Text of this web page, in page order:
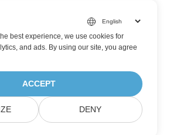
best experience, we use cookies for
and ads. By using our site, you agree
ACCEPT
DENY